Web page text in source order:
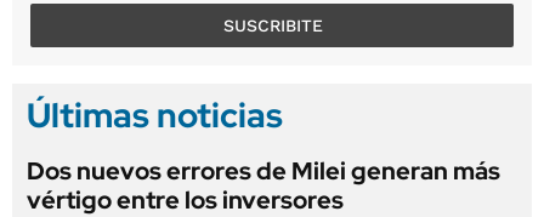
SUSCRIBITE
Últimas noticias
Dos nuevos errores de Milei generan más
vértigo entre los inversores